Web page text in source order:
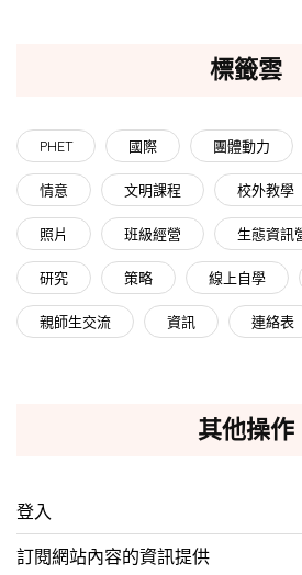
標籤雲
PHET 國際 團體動力
情意 文明課程 校外教學
照片 班級經營 生態資訊
研究 策略 線上自學
親師生交流 資訊 連絡表
其他操作
登入
訂閱網站內容的資訊提供